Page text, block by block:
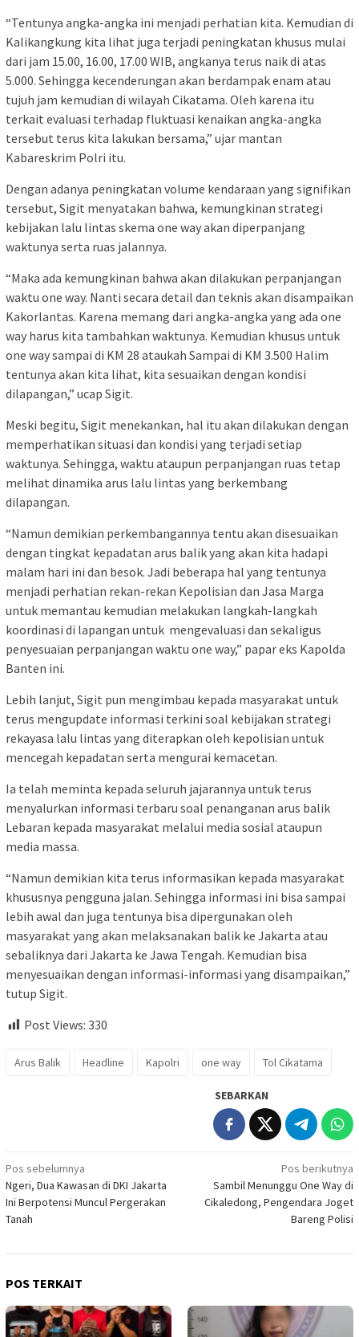
“Tentunya angka-angka ini menjadi perhatian kita. Kemudian di
Kalikangkung kita lihat juga terjadi peningkatan khusus mulai
dari jam 15.00, 16.00, 17.00 WIB, angkanya terus naik di atas
5.000. Sehingga kecenderungan akan berdampak enam atau
tujuh jam kemudian di wilayah Cikatama. Oleh karena itu
terkait evaluasi terhadap fluktuasi kenaikan angka-angka
tersebut terus kita lakukan bersama,” ujar mantan
Kabareskrim Polri itu.
Dengan adanya peningkatan volume kendaraan yang signifikan
tersebut, Sigit menyatakan bahwa, kemungkinan strategi
kebijakan lalu lintas skema one way akan diperpanjang
waktunya serta ruas jalannya.
“Maka ada kemungkinan bahwa akan dilakukan perpanjangan
waktu one way. Nanti secara detail dan teknis akan disampaikan
Kakorlantas. Karena memang dari angka-angka yang ada one
way harus kita tambahkan waktunya. Kemudian khusus untuk
one way sampai di KM 28 ataukah Sampai di KM 3.500 Halim
tentunya akan kita lihat, kita sesuaikan dengan kondisi
dilapangan,” ucap Sigit.
Meski begitu, Sigit menekankan, hal itu akan dilakukan dengan
memperhatikan situasi dan kondisi yang terjadi setiap
waktunya. Sehingga, waktu ataupun perpanjangan ruas tetap
melihat dinamika arus lalu lintas yang berkembang
dilapangan.
“Namun demikian perkembangannya tentu akan disesuaikan
dengan tingkat kepadatan arus balik yang akan kita hadapi
malam hari ini dan besok. Jadi beberapa hal yang tentunya
menjadi perhatian rekan-rekan Kepolisian dan Jasa Marga
untuk memantau kemudian melakukan langkah-langkah
koordinasi di lapangan untuk mengevaluasi dan sekaligus
penyesuaian perpanjangan waktu one way,” papar eks Kapolda
Banten ini.
Lebih lanjut, Sigit pun mengimbau kepada masyarakat untuk
terus mengupdate informasi terkini soal kebijakan strategi
rekayasa lalu lintas yang diterapkan oleh kepolisian untuk
mencegah kepadatan serta mengurai kemacetan.
Ia telah meminta kepada seluruh jajarannya untuk terus
menyalurkan informasi terbaru soal penanganan arus balik
Lebaran kepada masyarakat melalui media sosial ataupun
media massa.
“Namun demikian kita terus informasikan kepada masyarakat
khususnya pengguna jalan. Sehingga informasi ini bisa sampai
lebih awal dan juga tentunya bisa dipergunakan oleh
masyarakat yang akan melaksanakan balik ke Jakarta atau
sebaliknya dari Jakarta ke Jawa Tengah. Kemudian bisa
menyesuaikan dengan informasi-informasi yang disampaikan,”
tutup Sigit.
Post Views: 330
Arus Balik Headline Kapolri one way Tol Cikatama
SEBARKAN
Navigasi
pos
Pos sebelumnya
Ngeri, Dua Kawasan di DKI Jakarta
Ini Berpotensi Muncul Pergerakan
Tanah
Pos berikutnya
Sambil Menunggu One Way di
Cikaledong, Pengendara Joget
Bareng Polisi
POS TERKAIT